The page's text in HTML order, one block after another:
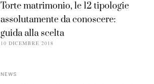
Torte matrimonio, le 12 tipologie
assolutamente da conoscere:
guida alla scelta
10 DICEMBRE 2018
NEWS